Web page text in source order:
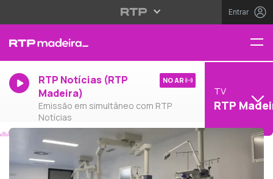
Entrar
RTP Notícias (RTP
Madeira)
Emissão em simultâneo com RTP
Notícias
NO AR
TV
RTP